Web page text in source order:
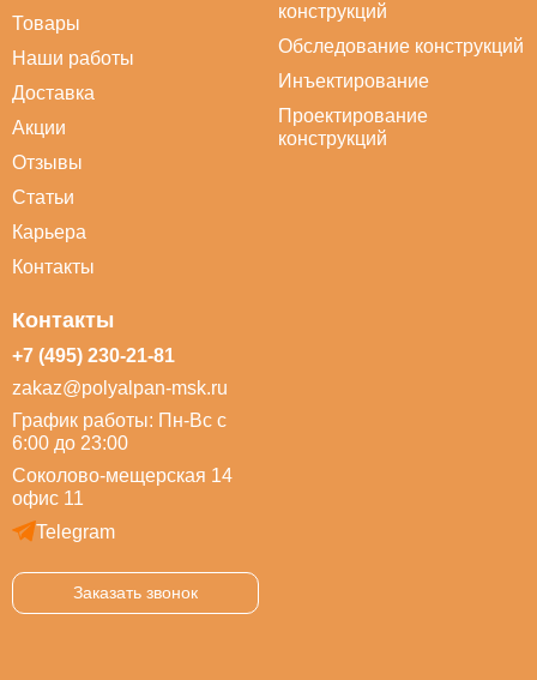
Товары
Наши работы
Доставка
Акции
Отзывы
Статьи
Карьера
Контакты
конструкций
Обследование конструкций
Инъектирование
Проектирование
конструкций
Контакты
+7 (495) 230-21-81
zakaz@polyalpan-msk.ru
График работы: Пн-Вс с
6:00 до 23:00
Соколово-мещерская 14
офис 11
Telegram
Заказать звонок